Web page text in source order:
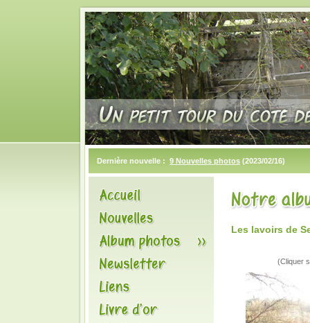
Dernière nouvelle : 9 Nouvelles photos (2023/02/16)
Les lavoirs de
(Cliquer